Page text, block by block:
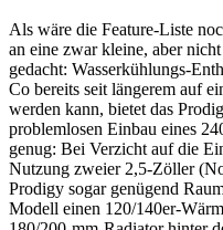
Als wäre die Feature-Liste
an eine zwar kleine, aber
gedacht: Wasserkühlungs-
Co bereits seit längerem auf
werden kann, bietet das
problemlosen Einbau eines
genug: Bei Verzicht auf die
Nutzung zweier 2,5-Zöller
Prodigy sogar genügend
Modell einen 120/140er-